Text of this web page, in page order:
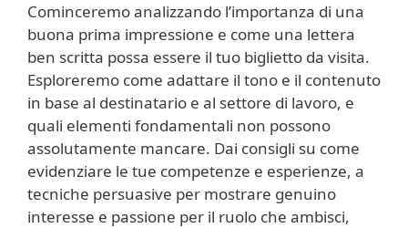
Cominceremo analizzando l’importanza di una
buona prima impressione e come una lettera
ben scritta possa essere il tuo biglietto da visita.
Esploreremo come adattare il tono e il contenuto
in base al destinatario e al settore di lavoro, e
quali elementi fondamentali non possono
assolutamente mancare. Dai consigli su come
evidenziare le tue competenze e esperienze, a
tecniche persuasive per mostrare genuino
interesse e passione per il ruolo che ambisci,